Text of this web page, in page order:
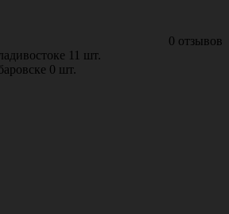
0 отзывов
11 шт.
0 шт.